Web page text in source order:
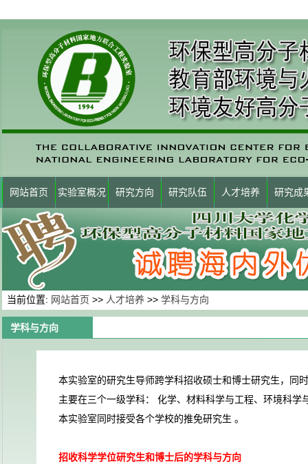
网站首页 实验室概况 研究方向 研究队伍 人才培养 研究成
当前位置: 网站首页 >> 人才培养 >> 学科与方向
学科与方向
本实验室的研究生导师跨学科招收硕士和博士研究生，同
主要在三个一级学科： 化学、材料科学与工程、环境科学
本实验室同时接受各个学校的推免研究生 。
招收科学学位研究生和博士后的学科与方向